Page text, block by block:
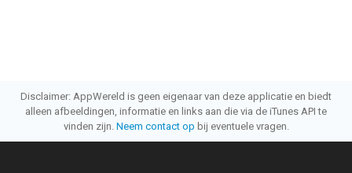
Disclaimer: AppWereld is geen eigenaar van deze applicatie en biedt
alleen afbeeldingen, informatie en links aan die via de iTunes API te
vinden zijn. Neem contact op bij eventuele vragen.